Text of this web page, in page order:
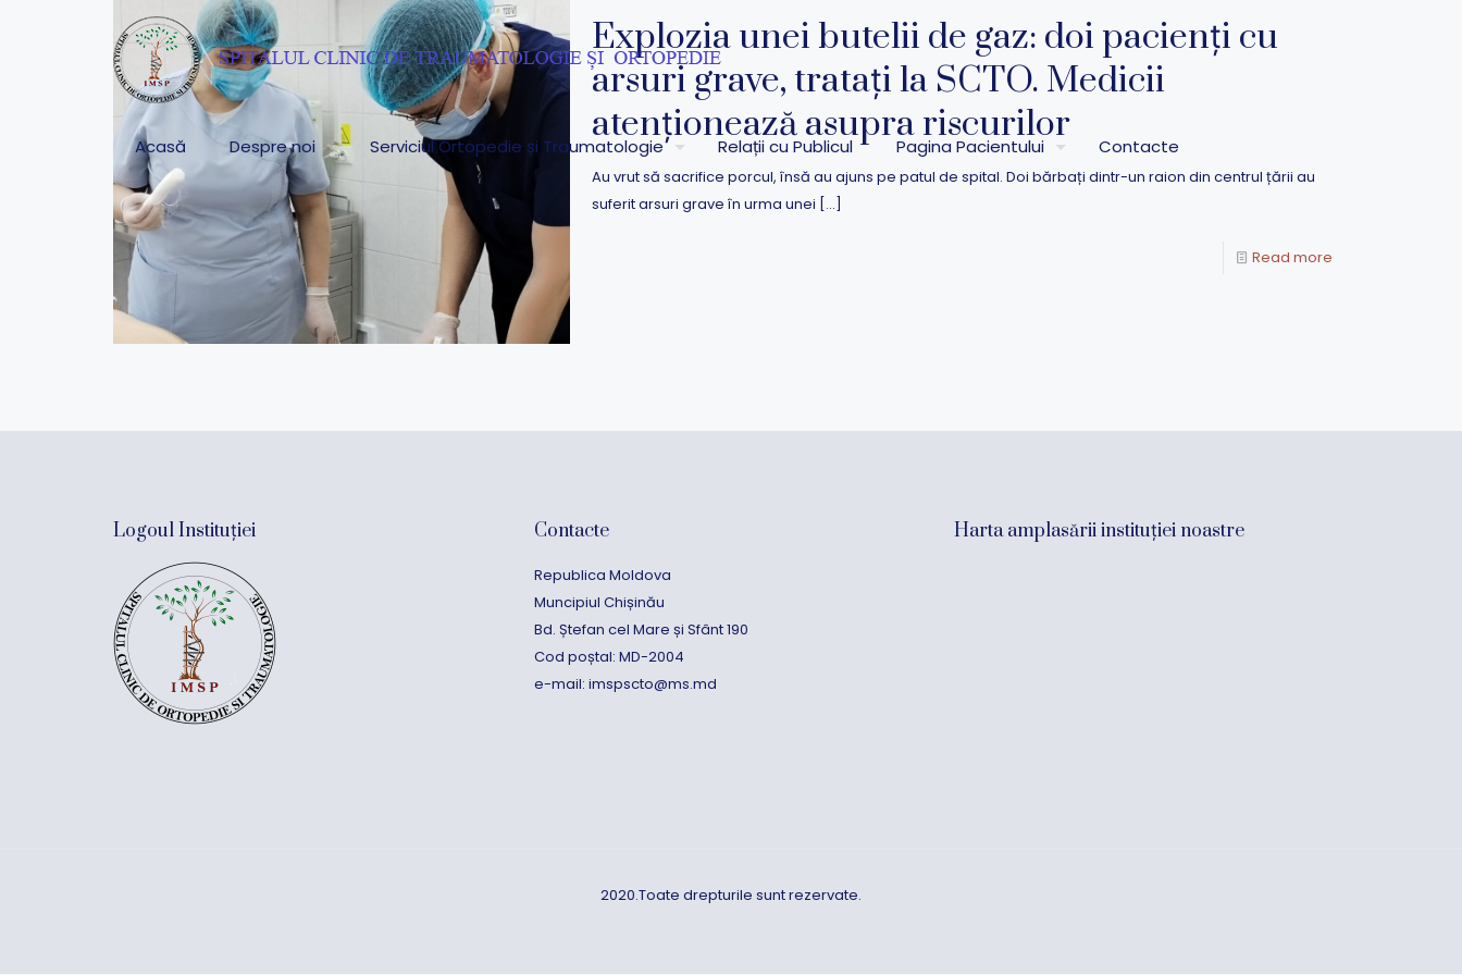
Acasă Despre noi Serviciul Ortopedie și Traumatologie Relații cu Publicul Pagina Pacientului Contacte
Explozia unei butelii de gaz: doi pacienți cu
arsuri grave, tratați la SCTO. Medicii
atenționează asupra riscurilor
Au vrut să sacrifice porcul, însă au ajuns pe patul de spital. Doi bărbați dintr-un raion din centrul țării au
suferit arsuri grave în urma unei […]
Read more
Logoul Instituției Contacte
Republica Moldova
Muncipiul Chișinău
Bd. Ștefan cel Mare și Sfânt 190
Cod poștal: MD-2004
e-mail: imspscto@ms.md
Harta amplasării instituției noastre
2020.Toate drepturile sunt rezervate.